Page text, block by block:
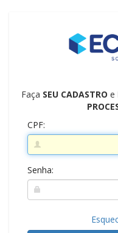
Faça SEU CADASTRO e
CPF:
Senha: